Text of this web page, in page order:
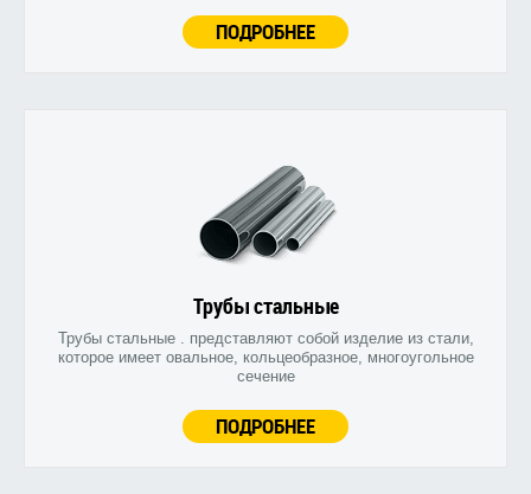
ПОДРОБНЕЕ
Трубы стальные
Трубы стальные . представляют собой изделие из стали,
которое имеет овальное, кольцеобразное, многоугольное
сечение
ПОДРОБНЕЕ